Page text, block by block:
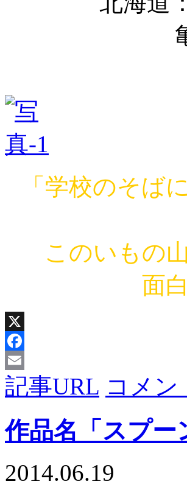
「学校のそば
このいもの
面
X
Facebook
Email
記事URL コメン
作品名「スプー
2014.06.19